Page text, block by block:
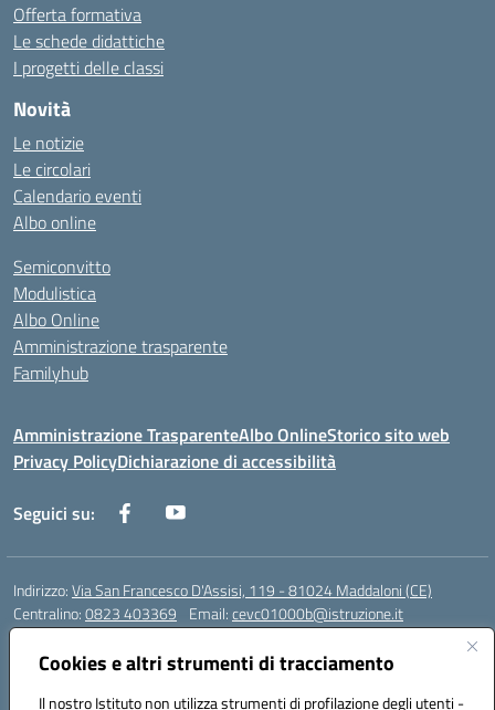
Cookies e altri strumenti di tracciamento
Il nostro Istituto non utilizza strumenti di profilazione degli utenti -
Offerta formativa
Le schede didattiche
I progetti delle classi
Novità
Le notizie
Le circolari
Calendario eventi
Albo online
Semiconvitto
Modulistica
Albo Online
Amministrazione trasparente
Familyhub
Amministrazione TrasparenteAlbo OnlineStorico sito web
Privacy PolicyDichiarazione di accessibilità
Seguici su:
Indirizzo:Via San Francesco D'Assisi, 119 - 81024 Maddaloni (CE)
Centralino:0823 403369 Email:cevc01000b@istruzione.it
Posta elettronica certificata (PEC):
Codice fiscale: 80004990612 (Convitto) - 93044680614 (Scuole
Annesse)